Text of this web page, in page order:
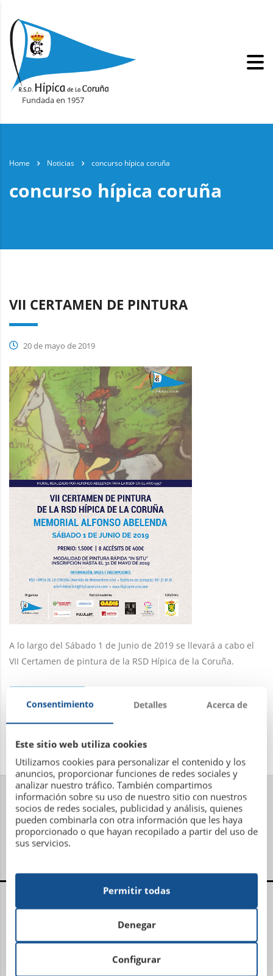
Fundada en 1957
Home Noticias concurso hípica coruña
concurso hípica coruña
VII CERTAMEN DE PINTURA
20 de mayo de 2019
A lo largo del Sábado 1 de Junio de 2019 se llevará a cabo el
VII Certamen de pintura de la RSD Hípica de la Coruña.
Leer más
Centro Administrativo, Social y Deportivo
15001 La Coruña
administracion@sdhipicalacoruna.com
Consentimiento Detalles Acerca de
Este sitio web utiliza cookies
Utilizamos cookies para personalizar el contenido y los
anuncios, proporcionar funciones de redes sociales y
analizar nuestro tráfico. También compartimos
información sobre su uso de nuestro sitio con nuestros
socios de redes sociales, publicidad y análisis, quienes
pueden combinarla con otra información que les haya
proporcionado o que hayan recopilado a partir del uso de
sus servicios.
Configurar
Denegar
Permitir todas